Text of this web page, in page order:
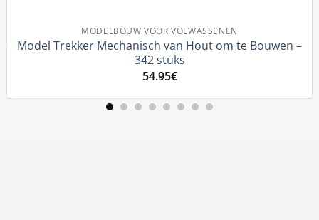
MODELBOUW VOOR VOLWASSENEN
Mechanisch van Hout om te Bouwen –